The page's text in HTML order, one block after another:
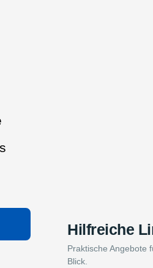
Hilfreiche
Praktische Angebote
Blick.